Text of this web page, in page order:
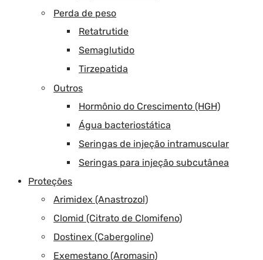
Perda de peso
Retatrutide
Semaglutido
Tirzepatida
Outros
Hormônio do Crescimento (HGH)
Água bacteriostática
Seringas de injeção intramuscular
Seringas para injeção subcutânea
Proteções
Arimidex (Anastrozol)
Clomid (Citrato de Clomifeno)
Dostinex (Cabergoline)
Exemestano (Aromasin)